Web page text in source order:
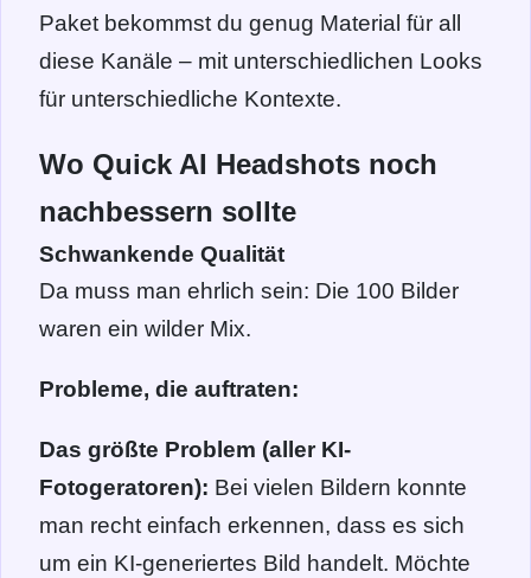
Paket bekommst du genug Material für all
diese Kanäle – mit unterschiedlichen Looks
für unterschiedliche Kontexte.
Wo Quick AI Headshots noch
nachbessern sollte
Schwankende Qualität
Da muss man ehrlich sein: Die 100 Bilder
waren ein wilder Mix.
Probleme, die auftraten:
Das größte Problem (aller KI-
Fotogeratoren): Bei vielen Bildern konnte
man recht einfach erkennen, dass es sich
um ein KI-generiertes Bild handelt. Möchte